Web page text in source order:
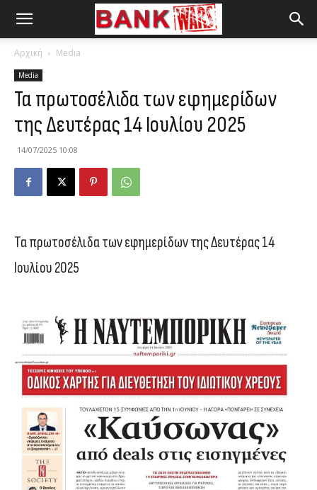
Αρχική Media
Media
Τα πρωτοσέλιδα των εφημερίδων
της Δευτέρας 14 Ιουλίου 2025
14/07/2025 10:08
Τα πρωτοσέλιδα των εφημερίδων της Δευτέρας 14
Ιουλίου 2025